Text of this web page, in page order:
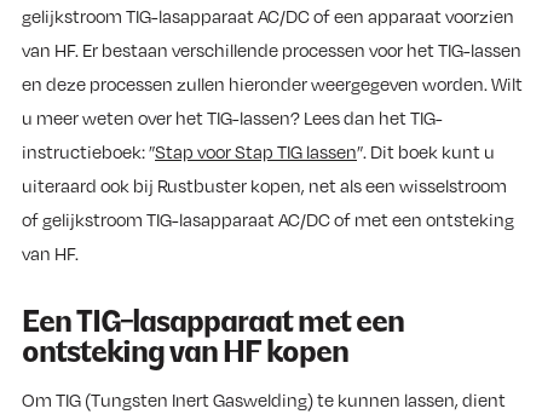
gelijkstroom TIG-lasapparaat AC/DC of een apparaat voorzien
van HF. Er bestaan verschillende processen voor het TIG-lassen
en deze processen zullen hieronder weergegeven worden. Wilt
u meer weten over het TIG-lassen? Lees dan het TIG-
instructieboek: ”Stap voor Stap TIG lassen”. Dit boek kunt u
uiteraard ook bij Rustbuster kopen, net als een wisselstroom
of gelijkstroom TIG-lasapparaat AC/DC of met een ontsteking
van HF.
Een TIG-lasapparaat met een
ontsteking van HF kopen
Om TIG (Tungsten Inert Gaswelding) te kunnen lassen, dient